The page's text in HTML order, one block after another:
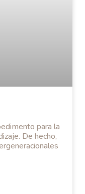
para la
De hecho,